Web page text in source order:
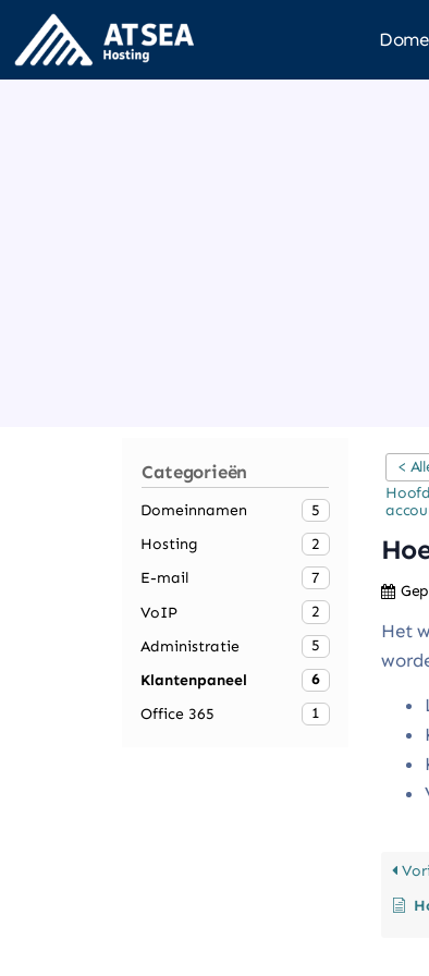
Categorieën
Domeinnamen
5
Hosting
2
E-mail
7
VoIP
2
Administratie
5
Klantenpaneel
6
Office 365
1
<
Hoofd
Het